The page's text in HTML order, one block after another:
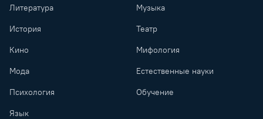
Литература Музыка
История Театр
Кино Мифология
Мода Естественные науки
Психология Обучение
Язык